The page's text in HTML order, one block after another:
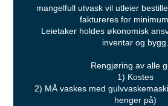
mangelfull utvask vil utleier
faktureres for
Leietaker holdes økonomisk
inventar og bygg.
Rengjøring av alle
1) Kostes
2) MÅ vaskes med
henger på)